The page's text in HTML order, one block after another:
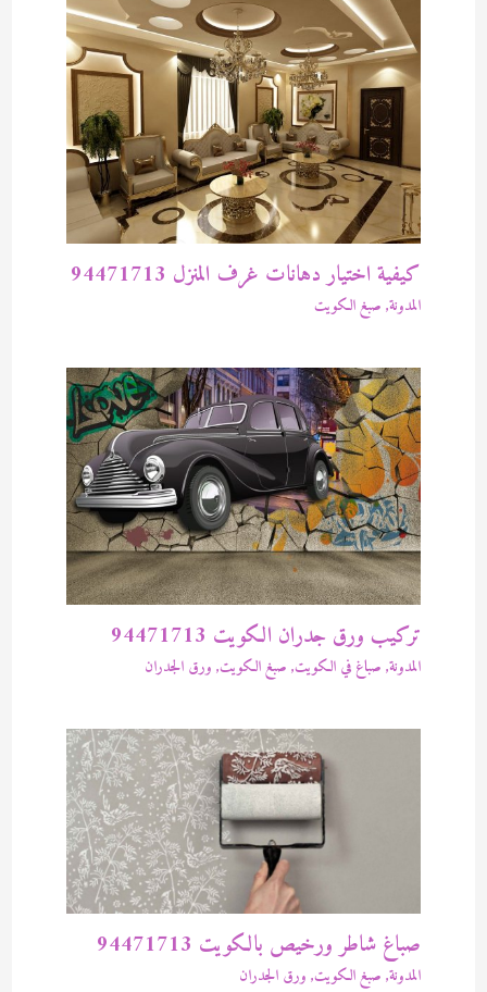
كيفية اختيار دهانات غرف المنزل 94471713
المدونة, صبغ الكويت
تركيب ورق جدران الكويت 94471713
المدونة, صباغ في الكويت, صبغ الكويت, ورق الجدران
صباغ شاطر ورخيص بالكويت 94471713
المدونة, صبغ الكويت, ورق الجدران